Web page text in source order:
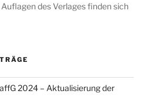
des Verlages finden sich
2024 – Aktualisierung der